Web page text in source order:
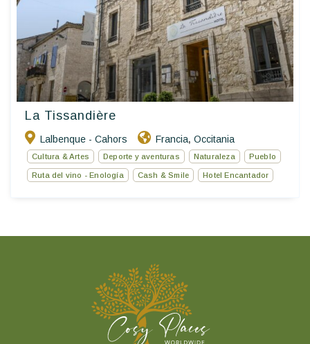
La Tissandière
Lalbenque - Cahors Francia, Occitania
Cultura & Artes Deporte y aventuras Naturaleza Pueblo
Ruta del vino - Enología Cash & Smile Hotel Encantador